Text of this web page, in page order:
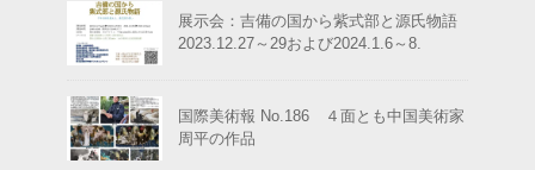
展示会：吉備の国から紫式部と源氏物語
2023.12.27～29および2024.1.6～8.
国際美術報 No.186 ４面とも中国美術家
周平の作品